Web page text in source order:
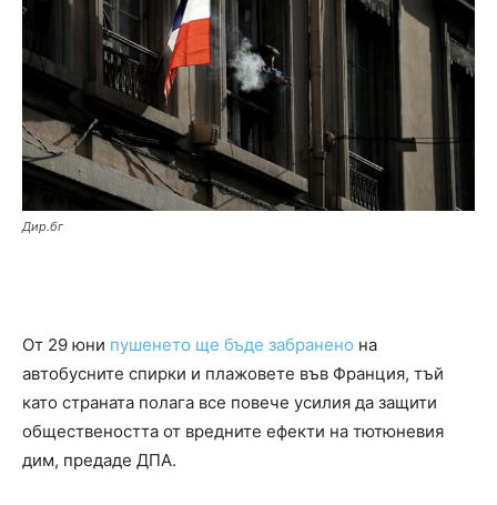
Дир.бг
От 29 юни пушенето ще бъде забранено на
автобусните спирки и плажовете във Франция, тъй
като страната полага все повече усилия да защити
обществеността от вредните ефекти на тютюневия
дим, предаде ДПА.